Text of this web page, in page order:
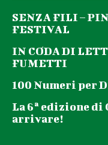
SENZA FILI –
FESTIVAL
IN CODA DI
FUMETTI
100 Numeri per
La 6ª edizione di
arrivare!